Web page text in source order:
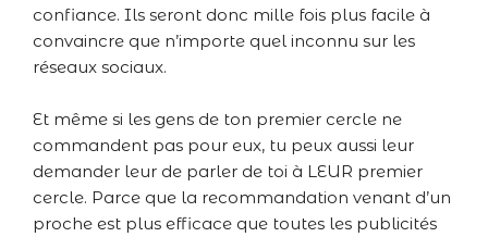
confiance. Ils seront donc mille fois plus facile à
convaincre que n’importe quel inconnu sur les
réseaux sociaux.
Et même si les gens de ton premier cercle ne
commandent pas pour eux, tu peux aussi leur
demander leur de parler de toi à LEUR premier
cercle. Parce que la recommandation venant d’un
proche est plus efficace que toutes les publicités